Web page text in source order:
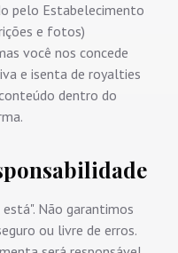
pelo Estabelecimento
e fotos)
você nos concede
e isenta de royalties
dentro do
Não garantimos
ou livre de erros.